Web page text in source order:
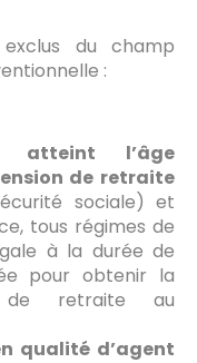
du champ
:
atteint l’âge
de retraite
sociale) et
tous régimes de
à la durée de
pour obtenir la
de retraite au
qualité d’agent